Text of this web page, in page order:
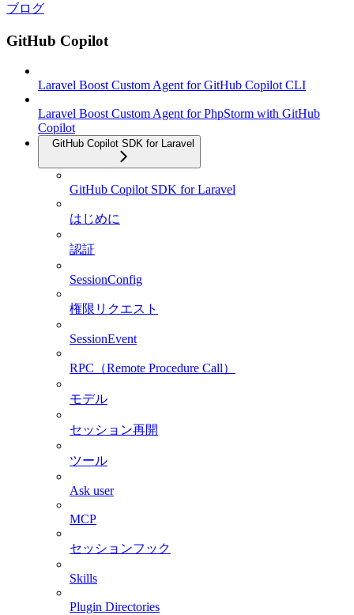
ブログ
GitHub Copilot
Laravel Boost Custom Agent for GitHub Copilot CLI
Laravel Boost Custom Agent for PhpStorm with GitHub
Copilot
GitHub Copilot SDK for Laravel
GitHub Copilot SDK for Laravel
はじめに
認証
SessionConfig
権限リクエスト
SessionEvent
RPC（Remote Procedure Call）
モデル
セッション再開
ツール
Ask user
MCP
セッションフック
Skills
Plugin Directories